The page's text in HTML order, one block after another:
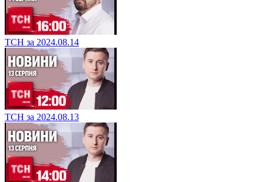
ТСН за 2024.08.14
ТСН за 2024.08.13